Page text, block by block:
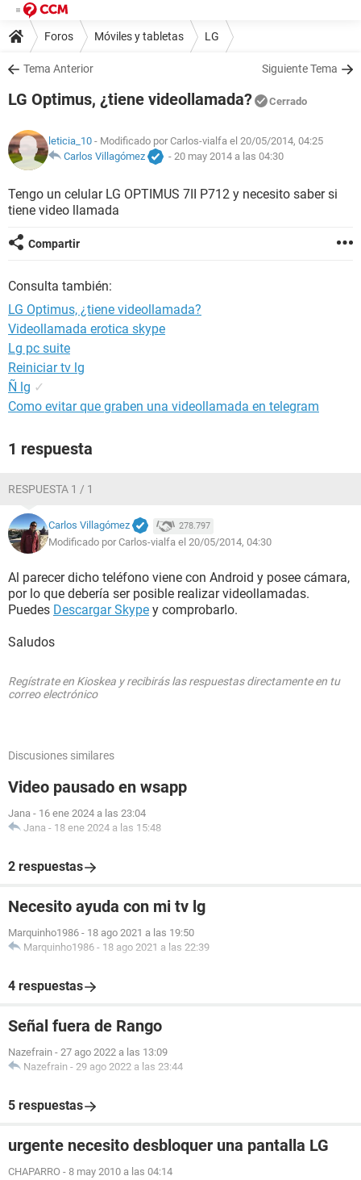
Foros Móviles y tabletas LG
Tema Anterior Siguiente Tema
LG Optimus, ¿tiene videollamada? Cerrado
leticia_10 - Modificado por Carlos-vialfa el 20/05/2014, 04:25
Carlos Villagómez
- 20 may 2014 a las 04:30
Tengo un celular LG OPTIMUS 7II P712 y necesito saber si
tiene video llamada
Compartir
Consulta también:
LG Optimus, ¿tiene videollamada?
Videollamada erotica skype
Lg pc suite
Reiniciar tv lg
Ñ lg ✓
Como evitar que graben una videollamada en telegram
1 respuesta
RESPUESTA 1 / 1
Carlos Villagómez 278.797
Modificado por Carlos-vialfa el 20/05/2014, 04:30
Al parecer dicho teléfono viene con Android y posee cámara,
por lo que debería ser posible realizar videollamadas.
Puedes Descargar Skype y comprobarlo.
Saludos
Regístrate en Kioskea y recibirás las respuestas directamente en tu
correo electrónico
Discusiones similares
Video pausado en wsapp
Jana - 16 ene 2024 a las 23:04
Jana - 18 ene 2024 a las 15:48
2 respuestas
Necesito ayuda con mi tv lg
Marquinho1986 - 18 ago 2021 a las 19:50
Marquinho1986 - 18 ago 2021 a las 22:39
4 respuestas
Señal fuera de Rango
Nazefrain - 27 ago 2022 a las 13:09
Nazefrain - 29 ago 2022 a las 23:44
5 respuestas
urgente necesito desbloquer una pantalla LG
CHAPARRO - 8 may 2010 a las 04:14